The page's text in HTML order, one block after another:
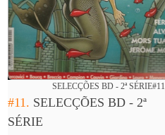
SELECÇÕES BD - 2ª SÉRIE#11
#11. SELECÇÕES BD - 2ª
SÉRIE